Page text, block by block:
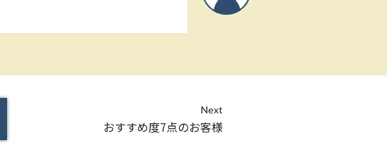
Next
おすすめ度7点のお客様